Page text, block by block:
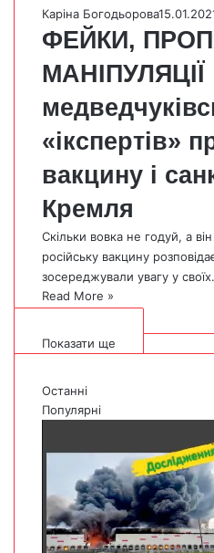
Каріна Богодьорова
ФЕЙКИ,
МАНІПУЛЯЦІЇ
«ікспертів»
вакцину і
Кремля
Скільки вовка не годуй, а
російську вакцину
зосереджували увагу у
Read More »
Показати ще
Останні
Популярні